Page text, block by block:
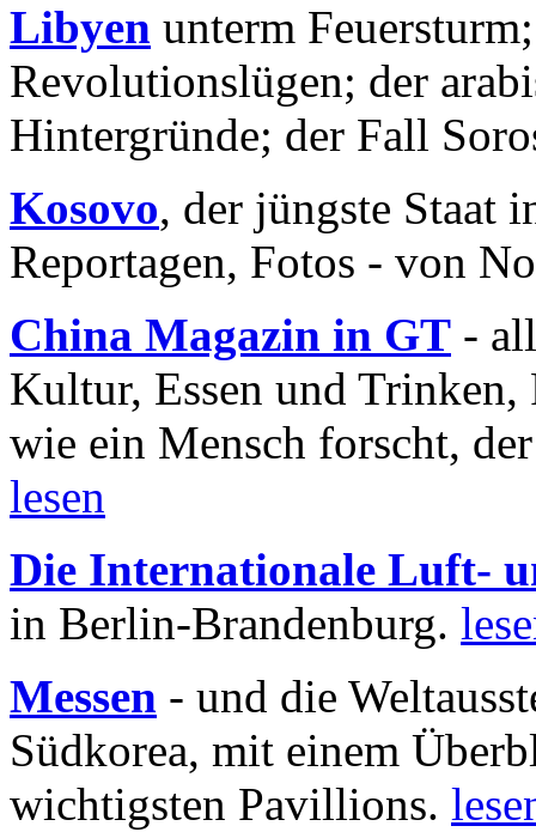
Libyen unterm
Revolutionslügen; der
Hintergründe; der Fall
Kosovo, der jüngste Staat
Reportagen, Fotos - von
China Magazin in GT -
Kultur, Essen und
wie ein Mensch forscht,
lesen
Die Internationale Luft-
in Berlin-Brandenburg.
Messen - und die
Südkorea, mit einem
wichtigsten Pavillions.